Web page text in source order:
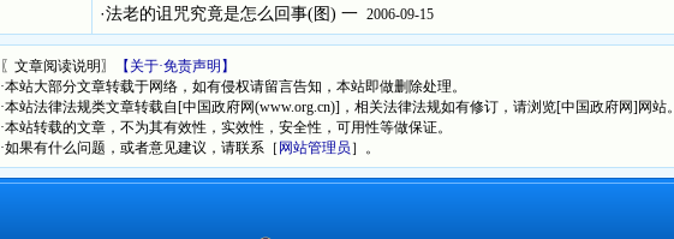
·法老的诅咒究竟是怎么回事(图) 一 2006-09-15
〖文章阅读说明〗
【关于·免责声明】
·本站大部分文章转载于网络，如有侵权请留言告知，本站即做删除处理。
·本站法律法规类文章转载自[中国政府网(www.org.cn)]，相关法律法规如有修订，请浏览[中国政府网]网站。
·本站转载的文章，不为其有效性，实效性，安全性，可用性等做保证。
·如果有什么问题，或者意见建议，请联系［ 网站管理员 ］。